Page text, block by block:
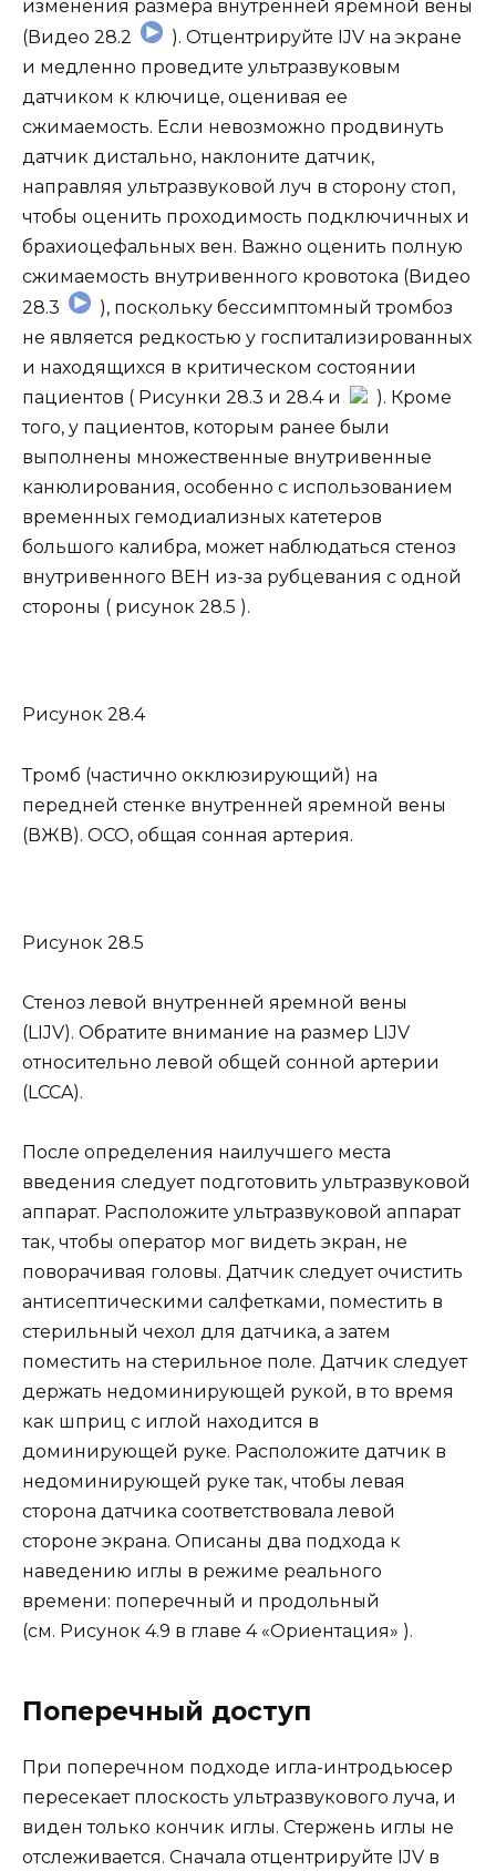
изменения размера внутренней яремной вены
(Видео 28.2
). Отцентрируйте IJV на экране
и медленно проведите ультразвуковым
датчиком к ключице, оценивая ее
сжимаемость. Если невозможно продвинуть
датчик дистально, наклоните датчик,
направляя ультразвуковой луч в сторону стоп,
чтобы оценить проходимость подключичных и
брахиоцефальных вен. Важно оценить полную
сжимаемость внутривенного кровотока (Видео
28.3
), поскольку бессимптомный тромбоз
не является редкостью у госпитализированных
и находящихся в критическом состоянии
пациентов ( Рисунки 28.3 и 28.4 и
). Кроме
того, у пациентов, которым ранее были
выполнены множественные внутривенные
канюлирования, особенно с использованием
временных гемодиализных катетеров
большого калибра, может наблюдаться стеноз
внутривенного ВЕН из-за рубцевания с одной
стороны ( рисунок 28.5 ).
Рисунок 28.4
Тромб (частично окклюзирующий) на
передней стенке внутренней яремной вены
(ВЖВ). ОСО, общая сонная артерия.
Рисунок 28.5
Стеноз левой внутренней яремной вены
(LIJV). Обратите внимание на размер LIJV
относительно левой общей сонной артерии
(LCCA).
После определения наилучшего места
введения следует подготовить ультразвуковой
аппарат. Расположите ультразвуковой аппарат
так, чтобы оператор мог видеть экран, не
поворачивая головы. Датчик следует очистить
антисептическими салфетками, поместить в
стерильный чехол для датчика, а затем
поместить на стерильное поле. Датчик следует
держать недоминирующей рукой, в то время
как шприц с иглой находится в
доминирующей руке. Расположите датчик в
недоминирующей руке так, чтобы левая
сторона датчика соответствовала левой
стороне экрана. Описаны два подхода к
наведению иглы в режиме реального
времени: поперечный и продольный
(см. Рисунок 4.9 в главе 4 «Ориентация» ).
Поперечный доступ
При поперечном подходе игла-интродьюсер
пересекает плоскость ультразвукового луча, и
виден только кончик иглы. Стержень иглы не
отслеживается. Сначала отцентрируйте IJV в